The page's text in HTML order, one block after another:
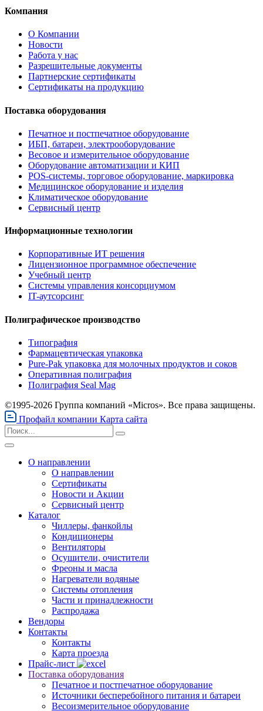
Компания
О Компании
Новости
Работа у нас
Разрешительные документы
Партнерские сертификаты
Сертификаты на продукцию
Поставка оборудования
Печатное и постпечатное оборудование
ИБП, батареи, электрооборудование
Весовое и измерительное оборудование
Оборудование автоматизации и КИП
POS-системы, торговое оборудование, маркировка
Медицинское оборудование и изделия
Климатическое оборудование
Сервисный центр
Информационные технологии
Корпоративные ИТ решения
Лицензионное программное обеспечение
Учебный центр
Системы управления консорциумом
IT-аутсорсинг
Полиграфическое производство
Типография
Фармацевтическая упаковка
Pure-Pak упаковка для молочных продуктов и соков
Оперативная полиграфия
Полиграфия Seal Mag
©1995-2026 Группа компаний «Micros». Все права защищены.
Профайл компании Карта сайта
О направлении
О направлении
Сертификаты
Новости и Акции
Сервисный центр
Каталог
Чиллеры, фанкойлы
Кондиционеры
Вентиляторы
Осушители, очистители
Фреоны и масла
Нагреватели водяные
Системы отопления
Части и принадлежности
Раcпродажа
Вендоры
Контакты
Контакты
Карта проезда
Прайс-лист
Поставка оборудования
Печатное и постпечатное оборудование
Источники бесперебойного питания и батареи
Весоизмерительное оборудование